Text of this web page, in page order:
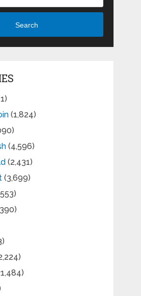
Search
(1,824)
(4,596)
(2,431)
(3,699)